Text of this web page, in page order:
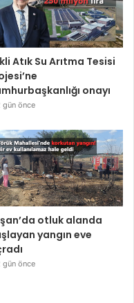
Atık Su Arıtma Tesisi
onayı
gün önce
otluk alanda
yangın eve
gün önce